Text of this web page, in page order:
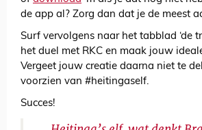
de app al? Zorg dan dat je de meest
Surf vervolgens naar het tabblad ‘de
het duel met RKC en maak jouw
Vergeet jouw creatie daarna niet te
voorzien van #heitingaself.
Succes!